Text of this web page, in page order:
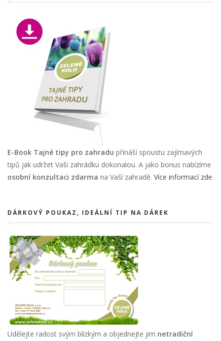
E-Book Tajné tipy pro zahradu přináší spoustu zajímavých
tipů jak udržet Vaši zahrádku dokonalou. A jako bonus nabízíme
osobní konzultaci zdarma na Vaší zahradě. Více informací zde
DÁRKOVÝ POUKAZ, IDEÁLNÍ TIP NA DÁREK
Udělejte radost svým blízkým a objednejte jim netradiční